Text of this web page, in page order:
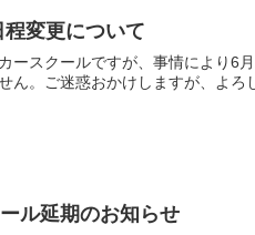
変更について
ースクールですが、事情により6
ん。ご迷惑おかけしますが、よろ
ル延期のお知らせ